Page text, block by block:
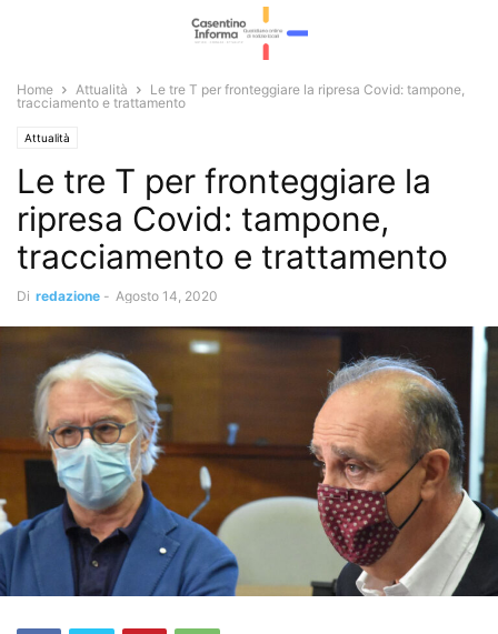
Home Attualità
Le tre T per fronteggiare la ripresa Covid: tampone,
tracciamento e trattamento
Attualità
Le tre T per fronteggiare la
ripresa Covid: tampone,
tracciamento e trattamento
Di redazione - Agosto 14, 2020